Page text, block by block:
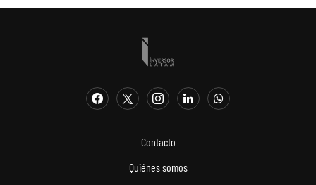
Contacto
Quiénes somos